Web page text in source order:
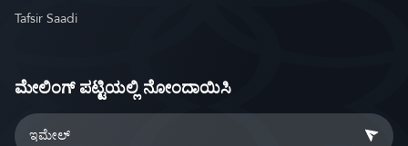
Tafsir Saadi
ಮೇಲಿಂಗ್ ಪಟ್ಟಿಯಲ್ಲಿ ನೋಂದಾಯಿಸಿ